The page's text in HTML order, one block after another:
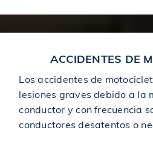
ACCIDENTES DE
Los accidentes de
lesiones graves debido a la
conductor y con frecuencia
conductores desatentos o
$1,600,000 Otorgado a una
$1,650,000 Otorgado en un